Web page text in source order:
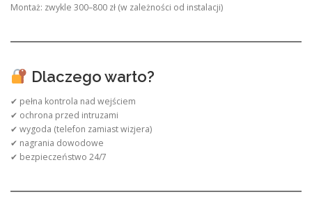
Montaż: zwykle 300–800 zł (w zależności od instalacji)
Dlaczego warto?
✔ pełna kontrola nad wejściem
✔ ochrona przed intruzami
✔ wygoda (telefon zamiast wizjera)
✔ nagrania dowodowe
✔ bezpieczeństwo 24/7